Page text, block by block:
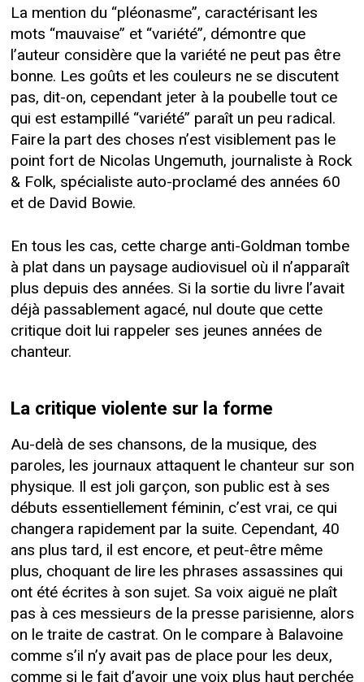
La mention du “pléonasme”, caractérisant les
mots “mauvaise” et “variété”, démontre que
l’auteur considère que la variété ne peut pas être
bonne. Les goûts et les couleurs ne se discutent
pas, dit-on, cependant jeter à la poubelle tout ce
qui est estampillé “variété” paraît un peu radical.
Faire la part des choses n’est visiblement pas le
point fort de Nicolas Ungemuth, journaliste à Rock
& Folk, spécialiste auto-proclamé des années 60
et de David Bowie.
En tous les cas, cette charge anti-Goldman tombe
à plat dans un paysage audiovisuel où il n’apparaît
plus depuis des années. Si la sortie du livre l’avait
déjà passablement agacé, nul doute que cette
critique doit lui rappeler ses jeunes années de
chanteur.
La critique violente sur la forme
Au-delà de ses chansons, de la musique, des
paroles, les journaux attaquent le chanteur sur son
physique. Il est joli garçon, son public est à ses
débuts essentiellement féminin, c’est vrai, ce qui
changera rapidement par la suite. Cependant, 40
ans plus tard, il est encore, et peut-être même
plus, choquant de lire les phrases assassines qui
ont été écrites à son sujet. Sa voix aiguë ne plaît
pas à ces messieurs de la presse parisienne, alors
on le traite de castrat. On le compare à Balavoine
comme s’il n’y avait pas de place pour les deux,
comme si le fait d’avoir une voix plus haut perchée